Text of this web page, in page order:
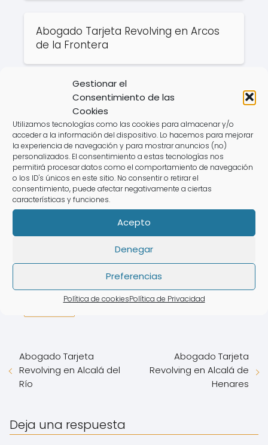
Gestionar el
Consentimiento de las
Cookies
Utilizamos tecnologías como las cookies para almacenar y/o
acceder a la información del dispositivo. Lo hacemos para mejorar
la experiencia de navegación y para mostrar anuncios (no)
personalizados. El consentimiento a estas tecnologías nos
permitirá procesar datos como el comportamiento de navegación
o los ID's únicos en este sitio. No consentir o retirar el
consentimiento, puede afectar negativamente a ciertas
características y funciones.
Acepto
Denegar
Preferencias
Política de cookiesPolítica de Privacidad
Abogado Tarjeta Revolving en Arcos
de la Frontera
Abogado Tarjeta Revolving en Cadiz
Abogado Tarjeta Revolving en
Chiclana de la Frontera
Abogado Tarjeta Revolving en
Intereses De tarjetas
Revolving
Abogado Tarjeta
Revolving en Alcalá del
Río
Abogado Tarjeta
Revolving en Alcalá de
Henares
Deja una respuesta